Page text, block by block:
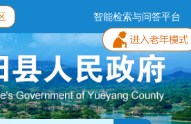
智能检索与问答平台